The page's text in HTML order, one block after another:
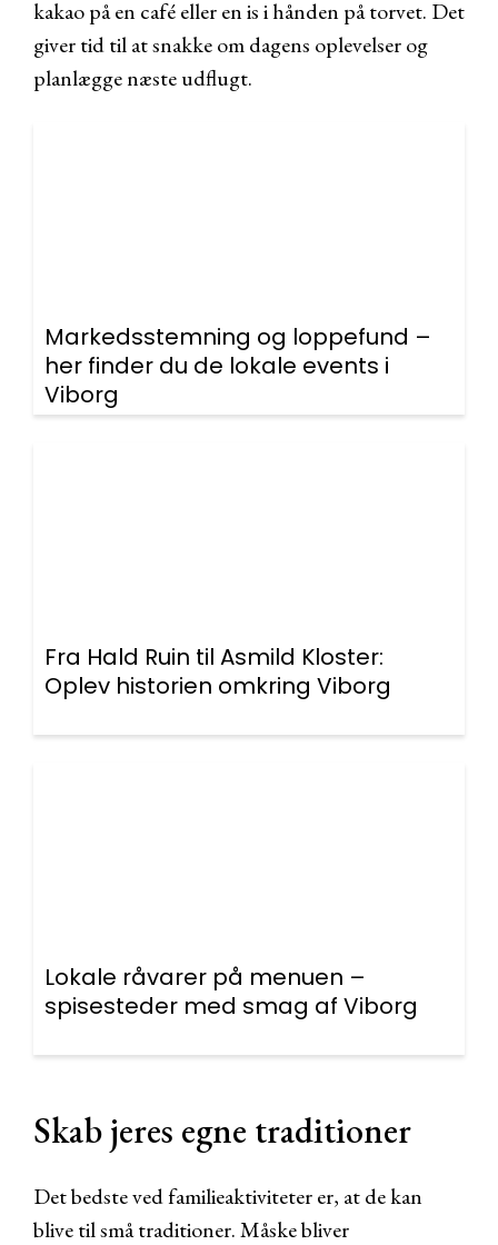
kakao på en café eller en is i hånden på torvet. Det
giver tid til at snakke om dagens oplevelser og
planlægge næste udflugt.
Markedsstemning og loppefund –
her finder du de lokale events i
Viborg
Fra Hald Ruin til Asmild Kloster:
Oplev historien omkring Viborg
Lokale råvarer på menuen –
spisesteder med smag af Viborg
Skab jeres egne traditioner
Det bedste ved familieaktiviteter er, at de kan
blive til små traditioner. Måske bliver